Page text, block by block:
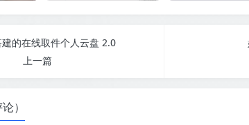
的在线取件个人云盘 2.0
上一篇
）